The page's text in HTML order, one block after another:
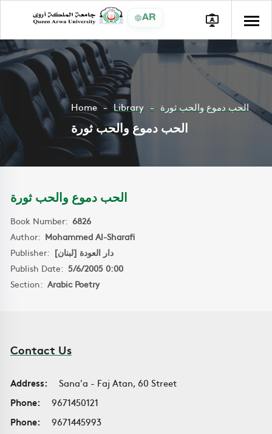
AR
Home Library الحب دموع والحب ثورة
الحب دموع والحب ثورة
الحب دموع والحب ثورة
Book Number: 6826
Author: Mohammed Al-Sharafi
Publisher: دار العودة [لبنان]
Publish Date: 5/6/2005 0:00
Section: Arabic Poetry
Contact Us
Address:
Sana'a - Faj Atan, 60 Street
Phone:
9671450121
Phone:
9671445993